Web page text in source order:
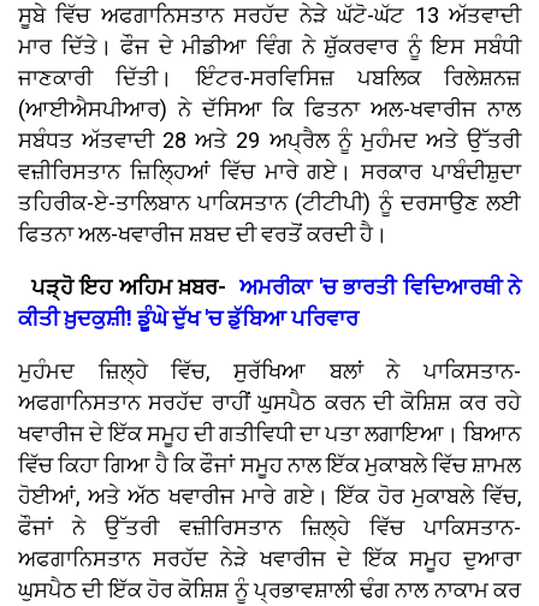
ਸੂਬੇ ਵਿੱਚ ਅਫਗਾਨਿਸਤਾਨ ਸਰਹੱਦ ਨੇੜੇ ਘੱਟੋ-ਘੱਟ 13 ਅੱਤਵਾਦੀ
ਮਾਰ ਦਿੱਤੇ। ਫੌਜ ਦੇ ਮੀਡੀਆ ਵਿੰਗ ਨੇ ਸ਼ੁੱਕਰਵਾਰ ਨੂੰ ਇਸ ਸਬੰਧੀ
ਜਾਣਕਾਰੀ ਦਿੱਤੀ। ਇੰਟਰ-ਸਰਵਿਸਿਜ਼ ਪਬਲਿਕ ਰਿਲੇਸ਼ਨਜ਼
(ਆਈਐਸਪੀਆਰ) ਨੇ ਦੱਸਿਆ ਕਿ ਫਿਤਨਾ ਅਲ-ਖਵਾਰੀਜ ਨਾਲ
ਸਬੰਧਤ ਅੱਤਵਾਦੀ 28 ਅਤੇ 29 ਅਪ੍ਰੈਲ ਨੂੰ ਮੁਹੰਮਦ ਅਤੇ ਉੱਤਰੀ
ਵਜ਼ੀਰਿਸਤਾਨ ਜ਼ਿਲ੍ਹਿਆਂ ਵਿੱਚ ਮਾਰੇ ਗਏ। ਸਰਕਾਰ ਪਾਬੰਦੀਸ਼ੁਦਾ
ਤਹਿਰੀਕ-ਏ-ਤਾਲਿਬਾਨ ਪਾਕਿਸਤਾਨ (ਟੀਟੀਪੀ) ਨੂੰ ਦਰਸਾਉਣ ਲਈ
ਫਿਤਨਾ ਅਲ-ਖਵਾਰੀਜ ਸ਼ਬਦ ਦੀ ਵਰਤੋਂ ਕਰਦੀ ਹੈ।
ਪੜ੍ਹੋ ਇਹ ਅਹਿਮ ਖ਼ਬਰ-ਅਮਰੀਕਾ 'ਚ ਭਾਰਤੀ ਵਿਦਿਆਰਥੀ ਨੇ
ਕੀਤੀ ਖ਼ੁਦਕੁਸ਼ੀ! ਡੂੰਘੇ ਦੁੱਖ 'ਚ ਡੁੱਬਿਆ ਪਰਿਵਾਰ
ਮੁਹੰਮਦ ਜ਼ਿਲ੍ਹੇ ਵਿੱਚ, ਸੁਰੱਖਿਆ ਬਲਾਂ ਨੇ ਪਾਕਿਸਤਾਨ-
ਅਫਗਾਨਿਸਤਾਨ ਸਰਹੱਦ ਰਾਹੀਂ ਘੁਸਪੈਠ ਕਰਨ ਦੀ ਕੋਸ਼ਿਸ਼ ਕਰ ਰਹੇ
ਖਵਾਰੀਜ ਦੇ ਇੱਕ ਸਮੂਹ ਦੀ ਗਤੀਵਿਧੀ ਦਾ ਪਤਾ ਲਗਾਇਆ। ਬਿਆਨ
ਵਿੱਚ ਕਿਹਾ ਗਿਆ ਹੈ ਕਿ ਫੌਜਾਂ ਸਮੂਹ ਨਾਲ ਇੱਕ ਮੁਕਾਬਲੇ ਵਿੱਚ ਸ਼ਾਮਲ
ਹੋਈਆਂ, ਅਤੇ ਅੱਠ ਖਵਾਰੀਜ ਮਾਰੇ ਗਏ। ਇੱਕ ਹੋਰ ਮੁਕਾਬਲੇ ਵਿੱਚ,
ਫੌਜਾਂ ਨੇ ਉੱਤਰੀ ਵਜ਼ੀਰਿਸਤਾਨ ਜ਼ਿਲ੍ਹੇ ਵਿੱਚ ਪਾਕਿਸਤਾਨ-
ਅਫਗਾਨਿਸਤਾਨ ਸਰਹੱਦ ਨੇੜੇ ਖਵਾਰੀਜ ਦੇ ਇੱਕ ਸਮੂਹ ਦੁਆਰਾ
ਘੁਸਪੈਠ ਦੀ ਇੱਕ ਹੋਰ ਕੋਸ਼ਿਸ਼ ਨੂੰ ਪ੍ਰਭਾਵਸ਼ਾਲੀ ਢੰਗ ਨਾਲ ਨਾਕਾਮ ਕਰ